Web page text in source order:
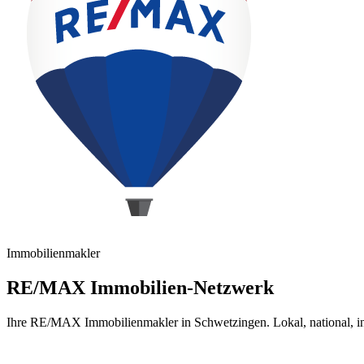
Immobilienmakler
RE/MAX Immobilien-Netzwerk
Ihre RE/MAX Immobilienmakler in Schwetzingen. Lokal, national,